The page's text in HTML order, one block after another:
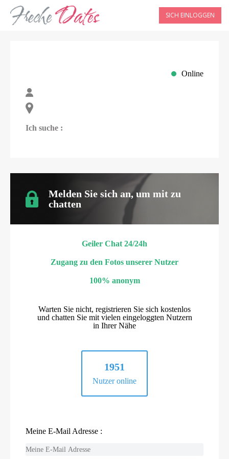
SICH EINLOGGEN
Online
Ich suche :
Melden Sie sich an, um mit zu
chatten
Geiler Chat 24/24h
Zugang zu den Fotos unserer Nutzer
100% anonym
Warten Sie nicht, registrieren Sie sich kostenlos
und chatten Sie mit vielen eingeloggten Nutzern
in Ihrer Nähe
1951
Nutzer online
Meine E-Mail Adresse :